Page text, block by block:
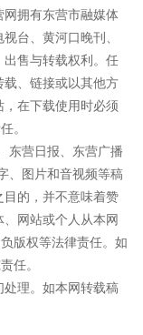
拥有东营市融媒体
台、黄河口晚刊、
售与转载权利。任
、链接或以其他方
在下载使用时必须
。
东营日报、东营广播
、图片和音视频等稿
的，并不意味着赞
网站或个人从本网
版权等法律责任。如
任。
理。如本网转载稿